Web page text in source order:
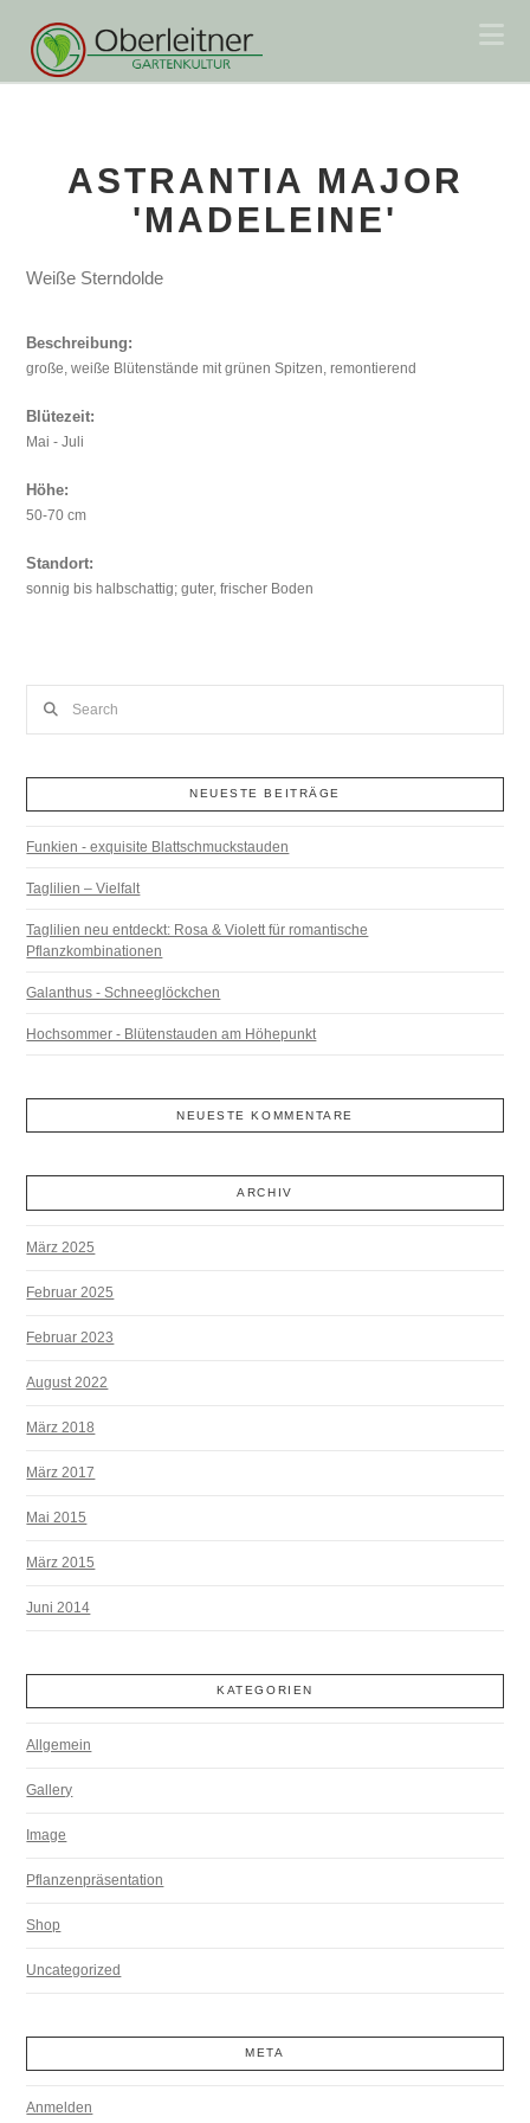
ASTRANTIA MAJOR
'MADELEINE'
Weiße Sterndolde
Beschreibung:
große, weiße Blütenstände mit grünen Spitzen, remontierend
Blütezeit:
Mai - Juli
Höhe:
50-70 cm
Standort:
sonnig bis halbschattig; guter, frischer Boden
NEUESTE BEITRÄGE
Funkien - exquisite Blattschmuckstauden
Taglilien – Vielfalt
Taglilien neu entdeckt: Rosa & Violett für romantische
Pflanzkombinationen
Galanthus - Schneeglöckchen
Hochsommer - Blütenstauden am Höhepunkt
NEUESTE KOMMENTARE
ARCHIV
März 2025
Februar 2025
Februar 2023
August 2022
März 2018
März 2017
Mai 2015
März 2015
Juni 2014
KATEGORIEN
Allgemein
Gallery
Image
Pflanzenpräsentation
Shop
Uncategorized
META
Anmelden